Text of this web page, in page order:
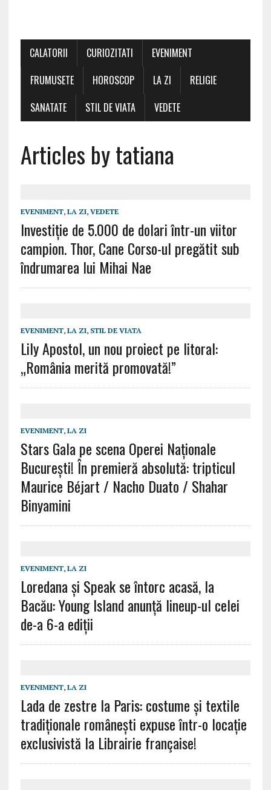
CALATORII CURIOZITATI
EVENIMENT
FRUMUSETE
HOROSCOP LA ZI
RELIGIE
SANATATE
STIL DE VIATA VEDETE
Articles by tatiana
EVENIMENT, LA ZI, VEDETE
Investiție de 5.000 de dolari într-un viitor
campion. Thor, Cane Corso-ul pregătit sub
îndrumarea lui Mihai Nae
EVENIMENT, LA ZI, STIL DE VIATA
Lily Apostol, un nou proiect pe litoral:
„România merită promovată!”
EVENIMENT, LA ZI
Stars Gala pe scena Operei Naționale
București! În premieră absolută: tripticul
Maurice Béjart / Nacho Duato / Shahar
Binyamini
EVENIMENT, LA ZI
Loredana și Speak se întorc acasă, la
Bacău: Young Island anunță lineup-ul celei
de-a 6-a ediții
EVENIMENT, LA ZI
Lada de zestre la Paris: costume și textile
tradiționale românești expuse într-o locație
exclusivistă la Librairie française!